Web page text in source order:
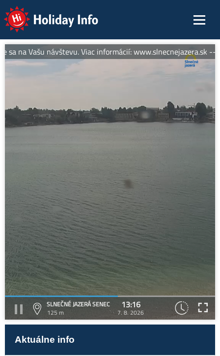
Holiday Info
na Vašu návštevu. Viac informácií: www.slnecnejazera.sk
SLNEČNÉ JAZERÁ SENEC
125 m
13:16
7. 8. 2026
Aktuálne info